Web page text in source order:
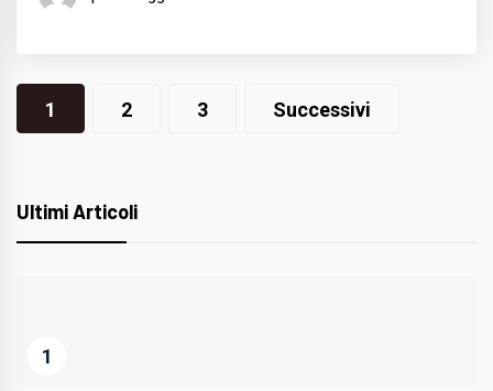
Navigazione
articoli
1 2 3 Successivi
Ultimi Articoli
1